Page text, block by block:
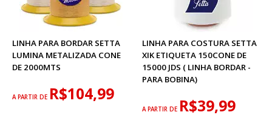
LINHA PARA BORDAR SETTA
LUMINA METALIZADA CONE
DE 2000MTS
A PARTIR DE R$104,99
LINHA PARA COSTURA SETTA
XIK ETIQUETA 150CONE DE
15000 JDS ( LINHA BORDAR -
PARA BOBINA)
A PARTIR DE R$39,99